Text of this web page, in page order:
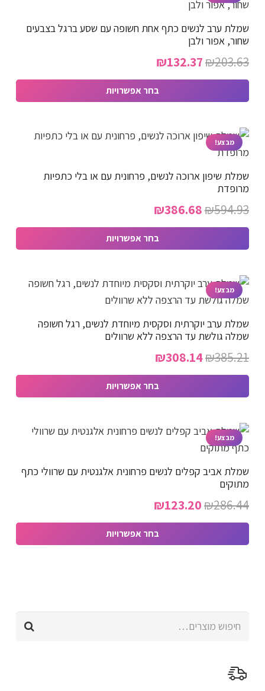
שמלת ערב לנשים כתף אחת חשופה עם שסע ברגל בצבעים
שחור, אפור ולבן
₪203.63
המחיר
המקורי
₪132.37
הנוכחי
הוא:
בחר אפשרויות
זה
יש
מספר
סוגים.
ניתן
לבחור
את
המוצר
מבצע!
שמלת שיפון ארוכה לנשים, פרחונית עם או בלי כתפיות
מרופדת
₪594.93
המחיר
המקורי
₪386.68
הנוכחי
הוא:
בחר אפשרויות
זה
יש
מספר
סוגים.
ניתן
לבחור
את
המוצר
מבצע!
שמלת ערב יוקרתית וסקסית מיוחדת לנשים, רגל חשופה
שמלה גולשת עד הרצפה ללא שרוולים
₪385.21
המחיר
המקורי
₪308.14
הנוכחי
הוא:
בחר אפשרויות
זה
יש
מספר
סוגים.
ניתן
לבחור
את
מבצע!
שמלת אביב קפלים לנשים פרחונית אלגנטית עם שרוולי כתף
מתוקים
₪286.44
המחיר
המקורי
₪123.20
הנוכחי
הוא:
בחר אפשרויות
את